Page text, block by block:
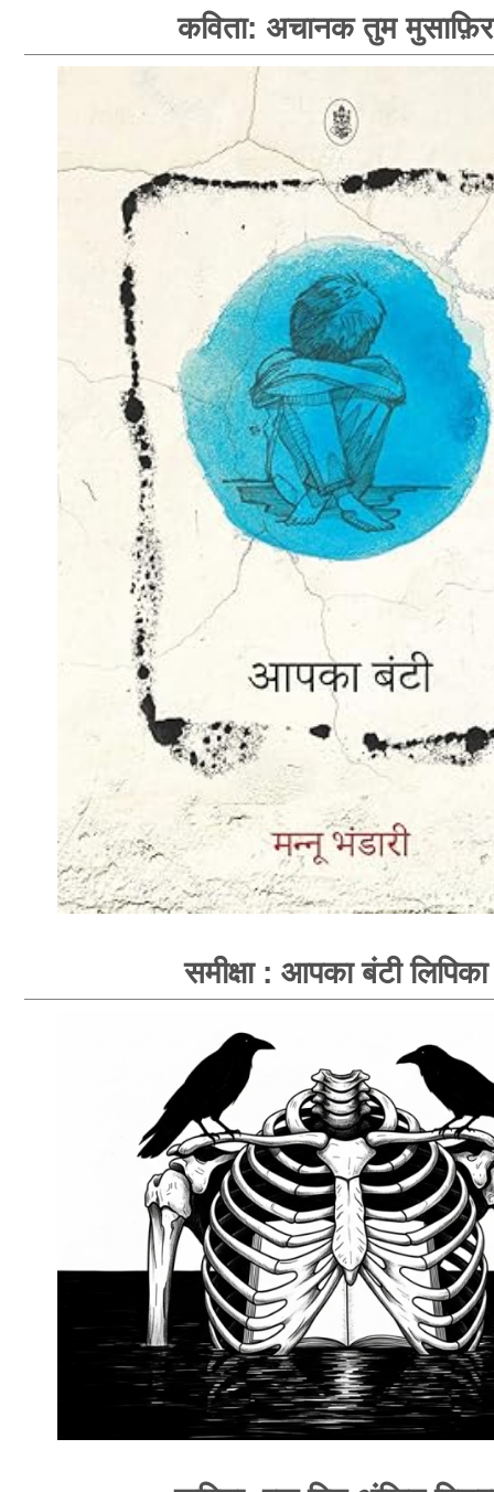
कविता: अचानक तुम मुसाफ़िर
समीक्षा : आपका बंटी लिपिका